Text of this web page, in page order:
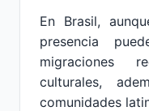
En Brasil,
presencia
migraciones
culturales,
comunidades